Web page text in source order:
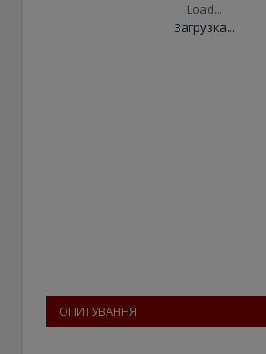
Load...
Загрузка...
ОПИТУВАННЯ